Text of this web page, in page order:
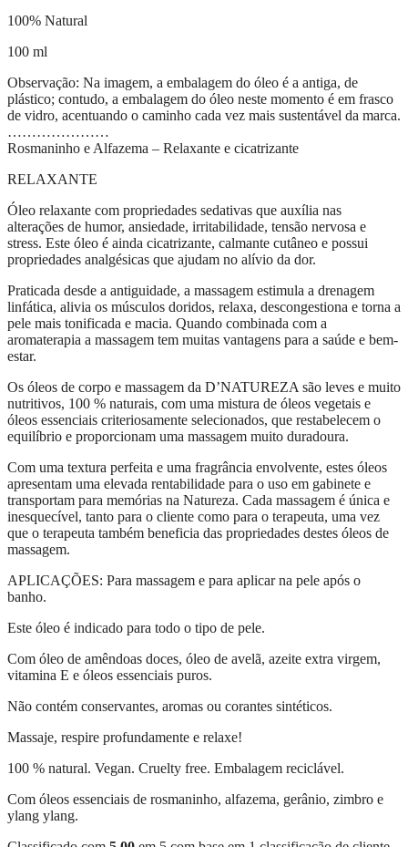
100% Natural
100 ml
Observação: Na imagem, a embalagem do óleo é a antiga, de
plástico; contudo, a embalagem do óleo neste momento é em frasco
de vidro, acentuando o caminho cada vez mais sustentável da marca.
…………………
Rosmaninho e Alfazema – Relaxante e cicatrizante
RELAXANTE
Óleo relaxante com propriedades sedativas que auxília nas
alterações de humor, ansiedade, irritabilidade, tensão nervosa e
stress. Este óleo é ainda cicatrizante, calmante cutâneo e possui
propriedades analgésicas que ajudam no alívio da dor.
Praticada desde a antiguidade, a massagem estimula a drenagem
linfática, alivia os músculos doridos, relaxa, descongestiona e torna a
pele mais tonificada e macia. Quando combinada com a
aromaterapia a massagem tem muitas vantagens para a saúde e bem-
estar.
Os óleos de corpo e massagem da D’NATUREZA são leves e muito
nutritivos, 100 % naturais, com uma mistura de óleos vegetais e
óleos essenciais criteriosamente selecionados, que restabelecem o
equilíbrio e proporcionam uma massagem muito duradoura.
Com uma textura perfeita e uma fragrância envolvente, estes óleos
apresentam uma elevada rentabilidade para o uso em gabinete e
transportam para memórias na Natureza. Cada massagem é única e
inesquecível, tanto para o cliente como para o terapeuta, uma vez
que o terapeuta também beneficia das propriedades destes óleos de
massagem.
APLICAÇÕES: Para massagem e para aplicar na pele após o
banho.
Este óleo é indicado para todo o tipo de pele.
Com óleo de amêndoas doces, óleo de avelã, azeite extra virgem,
vitamina E e óleos essenciais puros.
Não contém conservantes, aromas ou corantes sintéticos.
Massaje, respire profundamente e relaxe!
100 % natural. Vegan. Cruelty free. Embalagem reciclável.
Com óleos essenciais de rosmaninho, alfazema, gerânio, zimbro e
ylang ylang.